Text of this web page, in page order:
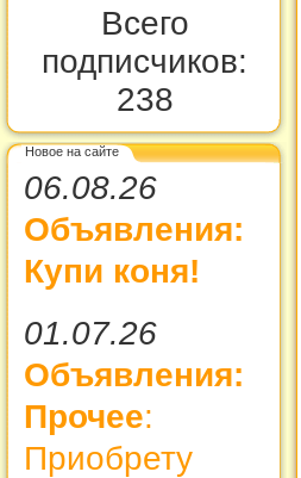
Всего
подписчиков:
238
Новое на сайте
06.08.26
Объявления:
Купи коня!
01.07.26
Объявления:
Прочее:
Приобрету